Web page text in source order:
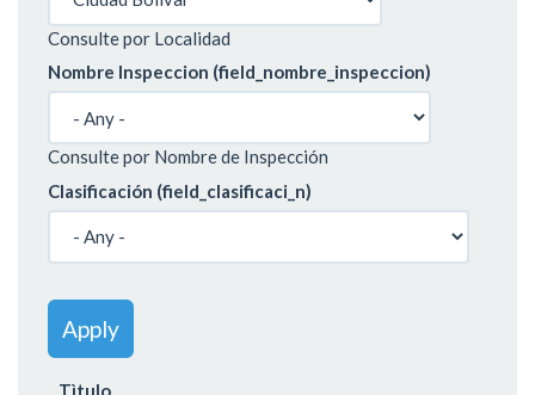
Consulte por Localidad
Nombre Inspeccion (field_nombre_inspeccion)
Consulte por Nombre de Inspección
Clasificación (field_clasificaci_n)
Apply
Tìtulo